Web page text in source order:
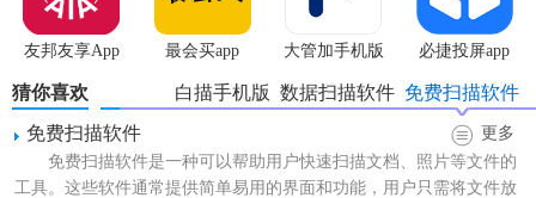
友邦友享App 最会买app 大管加手机版 必捷投屏app
猜你喜欢 免费扫描软件
数据扫描软件
白描手机版
免费扫描软件
更多
免费扫描软件是一种可以帮助用户快速扫描文档、照片等文件的
工具。这些软件通常提供简单易用的界面和功能，用户只需将文件放